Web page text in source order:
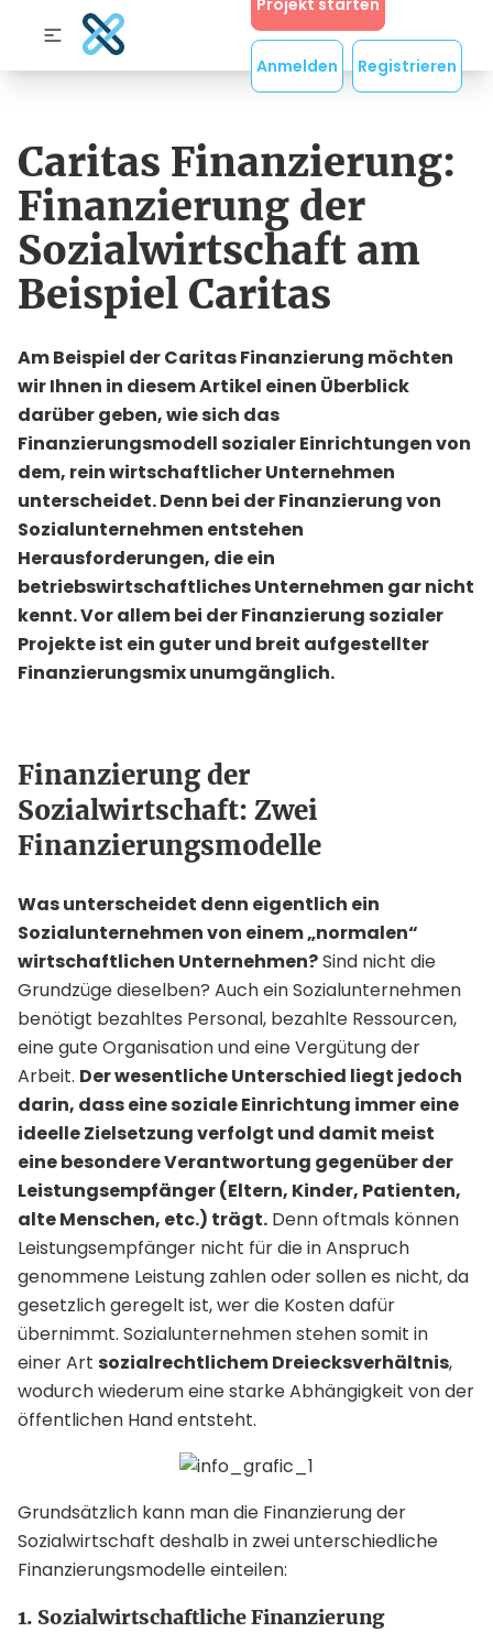
Projekt starten
Anmelden Registrieren
Caritas Finanzierung:
Finanzierung der
Sozialwirtschaft am
Beispiel Caritas
Am Beispiel der Caritas Finanzierung möchten
wir Ihnen in diesem Artikel einen Überblick
darüber geben, wie sich das
Finanzierungsmodell sozialer Einrichtungen von
dem, rein wirtschaftlicher Unternehmen
unterscheidet. Denn bei der Finanzierung von
Sozialunternehmen entstehen
Herausforderungen, die ein
betriebswirtschaftliches Unternehmen gar nicht
kennt. Vor allem bei der Finanzierung sozialer
Projekte ist ein guter und breit aufgestellter
Finanzierungsmix unumgänglich.
Finanzierung der
Sozialwirtschaft: Zwei
Finanzierungsmodelle
Was unterscheidet denn eigentlich ein
Sozialunternehmen von einem „normalen“
wirtschaftlichen Unternehmen?Sind nicht die
Grundzüge dieselben? Auch ein Sozialunternehmen
benötigt bezahltes Personal, bezahlte Ressourcen,
eine gute Organisation und eine Vergütung der
Arbeit. Der wesentliche Unterschied liegt jedoch
darin, dass eine soziale Einrichtung immer eine
ideelle Zielsetzung verfolgt und damit meist
eine besondere Verantwortung gegenüber der
Leistungsempfänger (Eltern, Kinder, Patienten,
alte Menschen, etc.) trägt. Denn oftmals können
Leistungsempfänger nicht für die in Anspruch
genommene Leistung zahlen oder sollen es nicht, da
gesetzlich geregelt ist, wer die Kosten dafür
übernimmt. Sozialunternehmen stehen somit in
einer Art sozialrechtlichem Dreiecksverhältnis,
wodurch wiederum eine starke Abhängigkeit von der
öffentlichen Hand entsteht.
Grundsätzlich kann man die Finanzierung der
Sozialwirtschaft deshalb in zwei unterschiedliche
Finanzierungsmodelle einteilen:
1. Sozialwirtschaftliche Finanzierung